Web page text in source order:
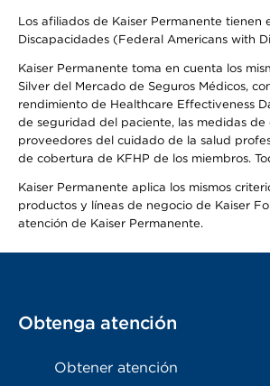
Los afiliados de Kaiser Permanente tienen
Discapacidades (Federal Americans with
Kaiser Permanente toma en cuenta los
Silver del Mercado de Seguros Médicos,
rendimiento de Healthcare Effectiveness
de seguridad del paciente, las medidas de
proveedores del cuidado de la salud
de cobertura de KFHP de los miembros.
Kaiser Permanente aplica los mismos
productos y líneas de negocio de Kaiser
atención de Kaiser Permanente.
Obtenga atención
Obtener atención